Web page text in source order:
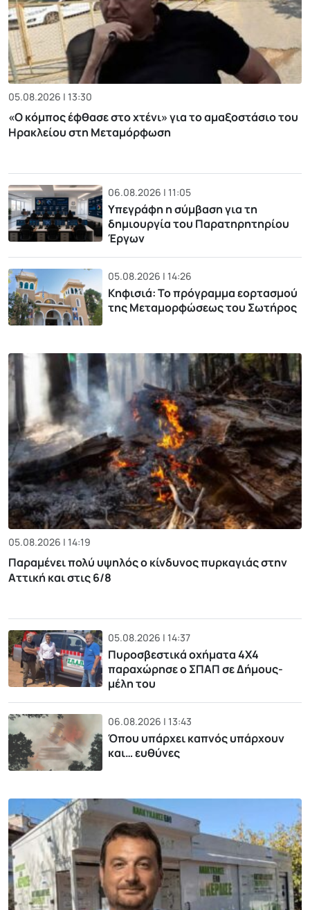
05.08.2026 | 13:30
«Ο κόμπος έφθασε στο χτένι» για το αμαξοστάσιο του
Ηρακλείου στη Μεταμόρφωση
06.08.2026 | 11:05
Υπεγράφη η σύμβαση για τη
δημιουργία του Παρατηρητηρίου
Έργων
05.08.2026 | 14:26
Κηφισιά: Το πρόγραμμα εορτασμού
της Μεταμορφώσεως του Σωτήρος
05.08.2026 | 14:19
Παραμένει πολύ υψηλός ο κίνδυνος πυρκαγιάς στην
Αττική και στις 6/8
05.08.2026 | 14:37
Πυροσβεστικά οχήματα 4Χ4
παραχώρησε ο ΣΠΑΠ σε Δήμους-
μέλη του
06.08.2026 | 13:43
Όπου υπάρχει καπνός υπάρχουν
και… ευθύνες